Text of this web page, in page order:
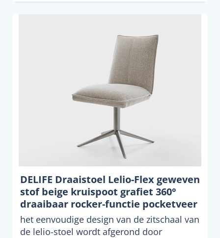
DELIFE Draaistoel Lelio-Flex geweven
stof beige kruispoot grafiet 360°
draaibaar rocker-functie pocketveer
kern
het eenvoudige design van de zitschaal van
de lelio-stoel wordt afgerond door